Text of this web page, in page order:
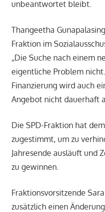
unbeantwortet bleibt.
Thangeetha
Fraktion im
„Die Suche nach einem
eigentliche Problem
Finanzierung wird auch
Angebot nicht dauerhaft
Die SPD-Fraktion hat
zugestimmt, um zu
Jahresende ausläuft und
zu gewinnen.
Fraktionsvorsitzende
zusätzlich einen